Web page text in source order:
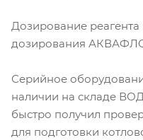
Дозирование
дозирования
Серийное
наличии на складе
быстро получил
для подготовки